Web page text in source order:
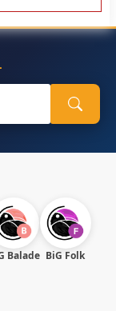
Balade BiG Folk